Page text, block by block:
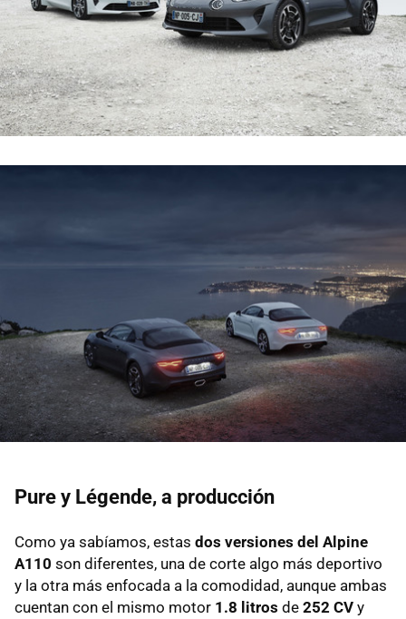
Pure y Légende, a producción
Como ya sabíamos, estas dos versiones del Alpine
A110 son diferentes, una de corte algo más deportivo
y la otra más enfocada a la comodidad, aunque ambas
cuentan con el mismo motor 1.8 litros de 252 CV y